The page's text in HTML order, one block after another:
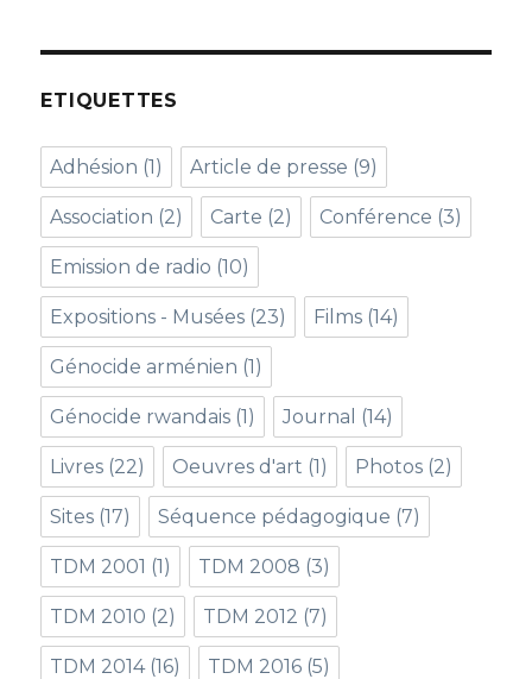
ETIQUETTES
Adhésion (1) Article de presse (9)
Association (2) Carte (2) Conférence (3)
Emission de radio (10)
Expositions - Musées (23) Films (14)
Génocide arménien (1)
Génocide rwandais (1) Journal (14)
Livres (22) Oeuvres d'art (1) Photos (2)
Sites (17) Séquence pédagogique (7)
TDM 2001 (1) TDM 2008 (3)
TDM 2010 (2) TDM 2012 (7)
TDM 2014(16) TDM 2016 (5)